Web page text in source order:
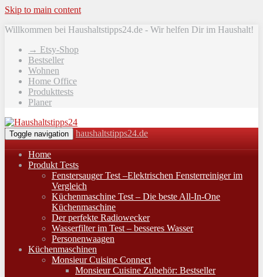
Skip to main content
Willkommen bei Haushaltstipps24.de - Wir helfen Dir im Haushalt!
→ Etsy-Shop
Bestseller
Wohnen
Home Office
Produkttests
Planer
Toggle navigation haushaltstipps24.de
Home
Produkt Tests
Fenstersauger Test –Elektrischen Fensterreiniger im
Vergleich
Küchenmaschine Test – Die beste All-In-One
Küchenmaschine
Der perfekte Radiowecker
Wasserfilter im Test – besseres Wasser
Personenwaagen
Küchenmaschinen
Monsieur Cuisine Connect
Monsieur Cuisine Zubehör: Bestseller